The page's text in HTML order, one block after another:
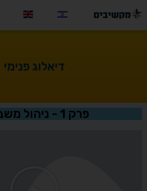
דיאלוג פנימי
פרק 1 - ניהול משברים